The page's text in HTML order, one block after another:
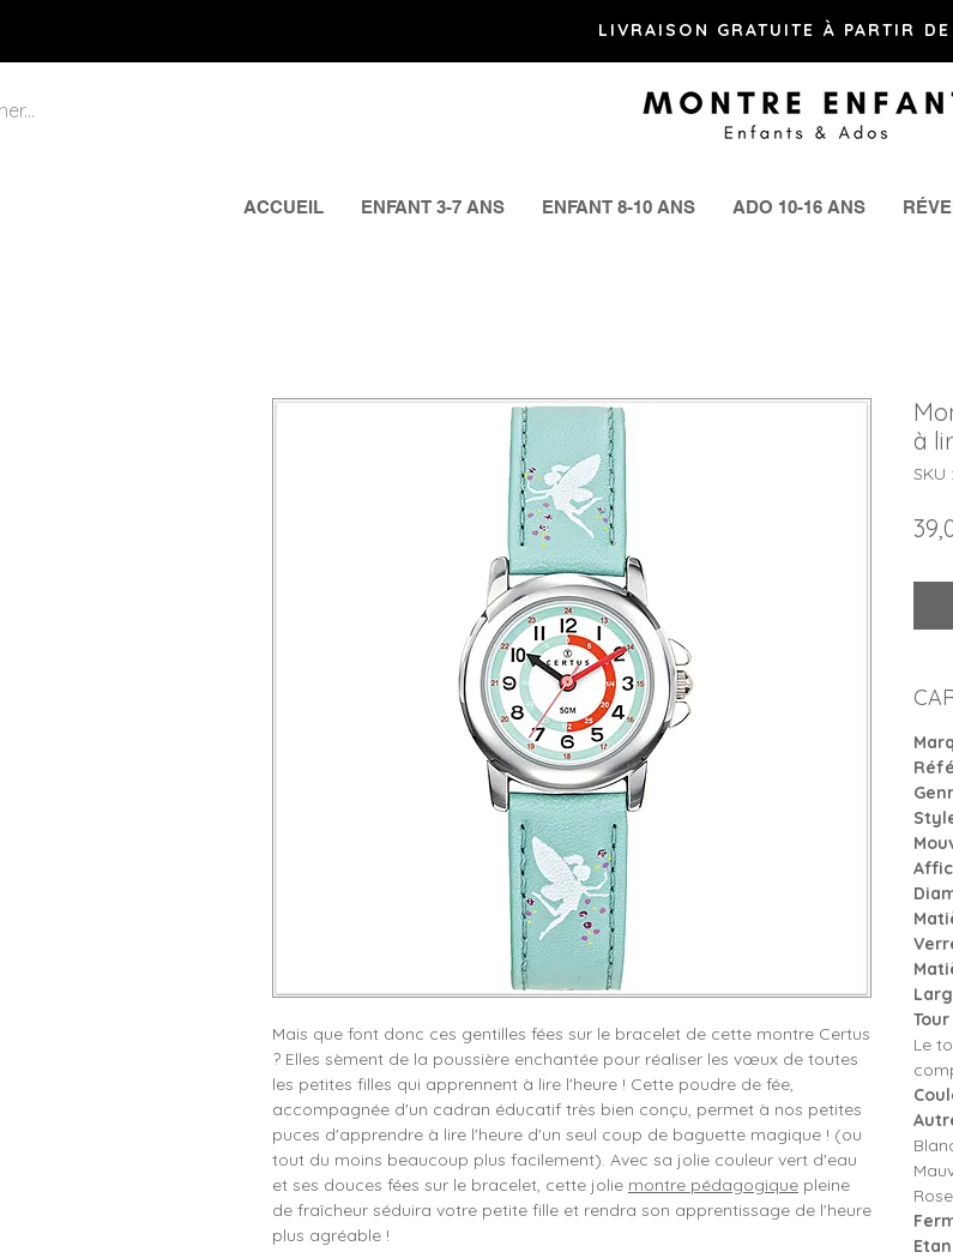
LIVRAISON GRATUITE À PARTIR
ACCUEIL ENFANT 3-7 ANS ENFANT 8-10 ANS ADO 10-16 ANS
Mais que font donc ces gentilles fées sur le bracelet de cette montre Certus
? Elles sèment de la poussière enchantée pour réaliser les vœux de toutes
les petites filles qui apprennent à lire l'heure ! Cette poudre de fée,
accompagnée d'un cadran éducatif très bien conçu, permet à nos petites
puces d'apprendre à lire l'heure d'un seul coup de baguette magique ! (ou
tout du moins beaucoup plus facilement). Avec sa jolie couleur vert d'eau
et ses douces fées sur le bracelet, cette jolie montre pédagogique pleine
de fraîcheur séduira votre petite fille et rendra son apprentissage de l'heure
plus agréable !
à
SKU
Le